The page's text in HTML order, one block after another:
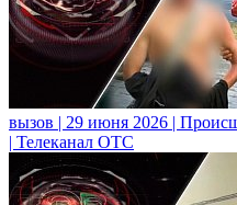
вызов | 29 июня 2026 |
| Телеканал ОТС